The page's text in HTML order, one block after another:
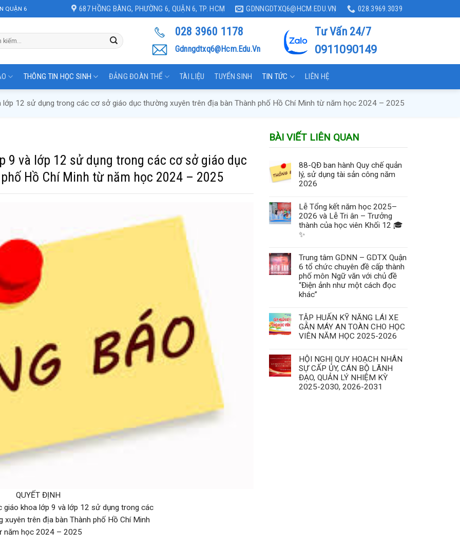
QUẬN 6 687 HỒNG BÀNG, PHƯỜNG 6, QUẬN 6, TP. HCM GDNNGDTXQ6@HCM.EDU.VN 028.3969.3039
028 3960 1178
Gdnngdtxq6@hcm.edu.vn
Tư Vấn 24/7
0911090149
THÔNG TIN HỌC SINH ĐẢNG ĐOÀN THỂ TÀI LIỆU TUYỂN SINH TIN TỨC LIÊN HỆ
lớp 12 sử dụng trong các cơ sở giáo dục thường xuyên trên địa bàn Thành phố Hồ Chí Minh từ năm học 2024 – 2025
9 và lớp 12 sử dụng trong các cơ sở giáo dục
Hồ Chí Minh từ năm học 2024 – 2025
QUYẾT ĐỊNH
giáo khoa lớp 9 và lớp 12 sử dụng trong các
trên địa bàn Thành phố Hồ Chí Minh
năm học 2024 – 2025
BÀI VIẾT LIÊN QUAN
88-QĐ ban hành Quy chế quản
lý, sử dụng tài sản công năm
2026
Lễ Tổng kết năm học 2025–
2026 và Lễ Tri ân – Trưởng
thành của học viên Khối 12 🎓
✨
Trung tâm GDNN – GDTX Quận
6 tổ chức chuyên đề cấp thành
phố môn Ngữ văn với chủ đề
“Điện ảnh như một cách đọc
khác”
TẬP HUẤN KỸ NĂNG LÁI XE
GẮN MÁY AN TOÀN CHO HỌC
VIÊN NĂM HỌC 2025-2026
HỘI NGHỊ QUY HOẠCH NHÂN
SỰ CẤP ỦY, CÁN BỘ LÃNH
ĐẠO, QUẢN LÝ NHIỆM KỲ
2025-2030, 2026-2031